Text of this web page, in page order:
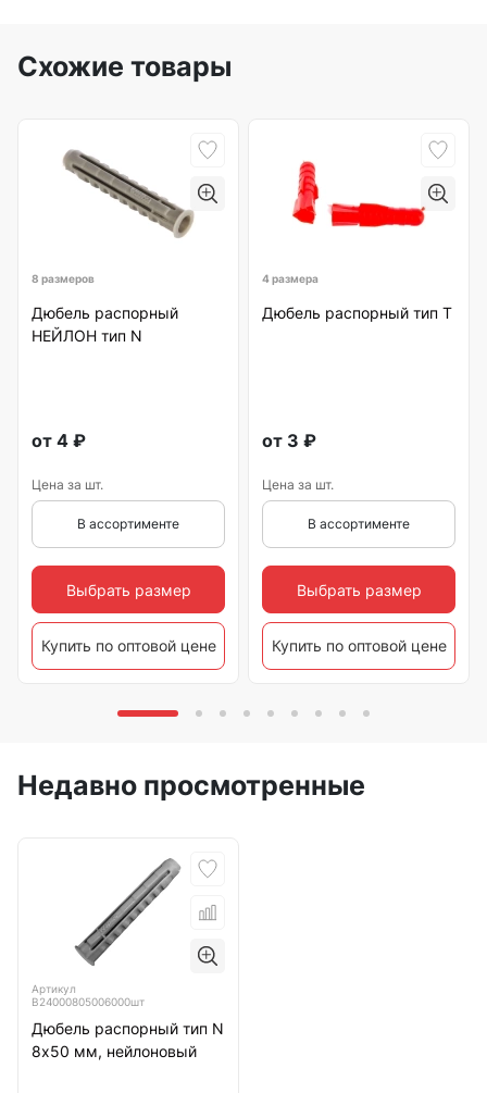
Схожие товары
8 размеров
Дюбель распорный
НЕЙЛОН тип N
от 4 ₽
Цена за шт.
В ассортименте
Выбрать размер
Купить по оптовой цене
4 размера
Дюбель распорный тип Т
от 3 ₽
Цена за шт.
В ассортименте
Выбрать размер
Купить по оптовой цене
Недавно просмотренные
Артикул
B24000805006000шт
Дюбель распорный тип N
8х50 мм, нейлоновый